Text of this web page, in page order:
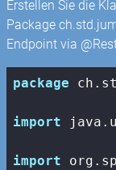
Erstellen Sie die
Package
Endpoint via
package
import
import